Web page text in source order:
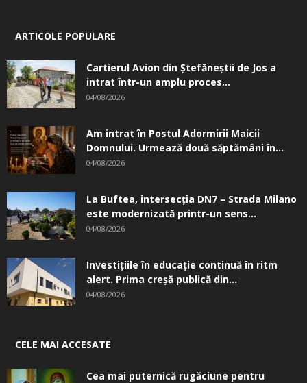
ARTICOLE POPULARE
Cartierul Avion din Ştefăneştii de Jos a
intrat într-un amplu proces...
04/08/2026
Am intrat în Postul Adormirii Maicii
Domnului. Urmează două săptămâni în...
04/08/2026
La Buftea, intersecţia DN7 – Strada Milano
este modernizată printr-un sens...
04/08/2026
Investițiile în educație continuă în ritm
alert. Prima creşă publică din...
04/08/2026
CELE MAI ACCESATE
Cea mai puternică rugăciune pentru